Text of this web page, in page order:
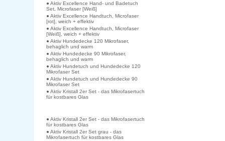
● Aktiv Excellence Hand- und Badetuch
Set, Microfaser [Weiß]
● Aktiv Excellence Handtuch, Microfaser
[rot], weich + effektiv
● Aktiv Excellence Handtuch, Microfaser
[Weiß], weich + effektiv
● Aktiv Hundedecke 120 Mikrofaser,
behaglich und warm
● Aktiv Hundedecke 90 Mikrofaser,
behaglich und warm
● Aktiv Hundetuch und Hundedecke 120
Mikrofaser Set
● Aktiv Hundetuch und Hundedecke 90
Mikrofaser Set
● Aktiv Kristall 2er Set - das Mikrofasertuch
für kostbares Glas
● Aktiv Kristall 2er Set - das Mikrofasertuch
für kostbares Glas
● Aktiv Kristall 2er Set grau - das
Mikrofasertuch für kostbares Glas